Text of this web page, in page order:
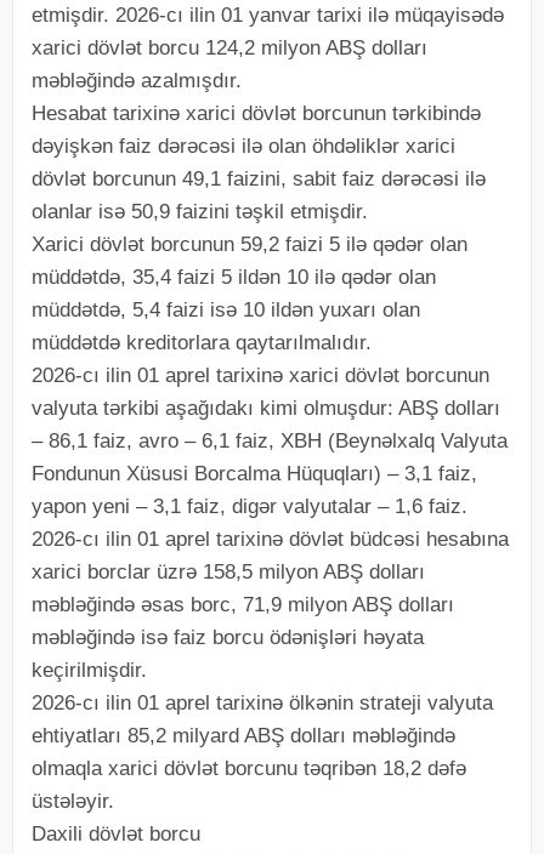
etmişdir. 2026-cı ilin 01 yanvar tarixi ilə müqayisədə
xarici dövlət borcu 124,2 milyon ABŞ dolları
məbləğində azalmışdır.
Hesabat tarixinə xarici dövlət borcunun tərkibində
dəyişkən faiz dərəcəsi ilə olan öhdəliklər xarici
dövlət borcunun 49,1 faizini, sabit faiz dərəcəsi ilə
olanlar isə 50,9 faizini təşkil etmişdir.
Xarici dövlət borcunun 59,2 faizi 5 ilə qədər olan
müddətdə, 35,4 faizi 5 ildən 10 ilə qədər olan
müddətdə, 5,4 faizi isə 10 ildən yuxarı olan
müddətdə kreditorlara qaytarılmalıdır.
2026-cı ilin 01 aprel tarixinə xarici dövlət borcunun
valyuta tərkibi aşağıdakı kimi olmuşdur: ABŞ dolları
– 86,1 faiz, avro – 6,1 faiz, XBH (Beynəlxalq Valyuta
Fondunun Xüsusi Borcalma Hüquqları) – 3,1 faiz,
yapon yeni – 3,1 faiz, digər valyutalar – 1,6 faiz.
2026-cı ilin 01 aprel tarixinə dövlət büdcəsi hesabına
xarici borclar üzrə 158,5 milyon ABŞ dolları
məbləğində əsas borc, 71,9 milyon ABŞ dolları
məbləğində isə faiz borcu ödənişləri həyata
keçirilmişdir.
2026-cı ilin 01 aprel tarixinə ölkənin strateji valyuta
ehtiyatları 85,2 milyard ABŞ dolları məbləğində
olmaqla xarici dövlət borcunu təqribən 18,2 dəfə
üstələyir.
Daxili dövlət borcu